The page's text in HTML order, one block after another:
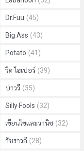
Dr.Fuu (45)
Big Ass (43)
Potato (41)
วิด ไฮเปอร์ (39)
บ่าววี (35)
Silly Fools (32)
เขียนไขและวานิช (32)
วัชราวลี (28)